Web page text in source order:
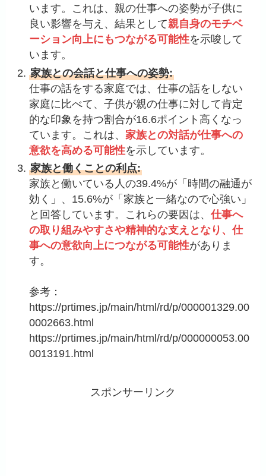
います。これは、親の仕事への姿勢が子供に
良い影響を与え、結果として親自身のモチベ
ーション向上にもつながる可能性を示唆して
います。
家族との会話と仕事への姿勢:
仕事の話をする家庭では、仕事の話をしない
家庭に比べて、子供が親の仕事に対して肯定
的な印象を持つ割合が16.6ポイント高くなっ
ています。これは、家族との対話が仕事への
意欲を高める可能性を示しています。
家族と働くことの利点:
家族と働いている人の39.4%が「時間の融通が
効く」、15.6%が「家族と一緒なので心強い」
と回答しています。これらの要因は、仕事へ
の取り組みやすさや精神的な支えとなり、仕
事への意欲向上につながる可能性がありま
す。
参考：
https://prtimes.jp/main/html/rd/p/000001329.00
0002663.html
https://prtimes.jp/main/html/rd/p/000000053.00
0013191.html
スポンサーリンク